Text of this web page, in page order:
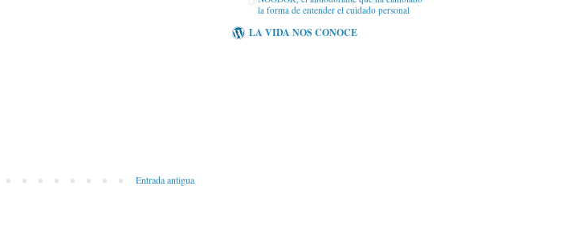
Entrada antigua
la forma de entender el cuidado personal
LA VIDA NOS CONOCE